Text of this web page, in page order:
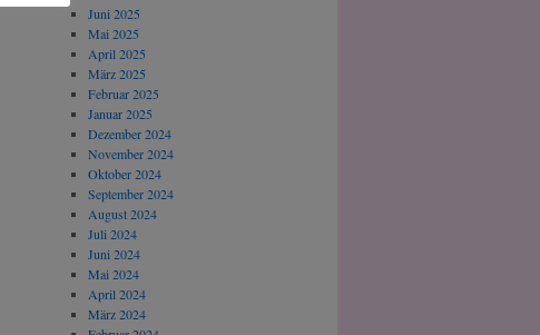
Juni 2025
Mai 2025
April 2025
März 2025
Februar 2025
Januar 2025
Dezember 2024
November 2024
Oktober 2024
September 2024
August 2024
Juli 2024
Juni 2024
Mai 2024
April 2024
März 2024